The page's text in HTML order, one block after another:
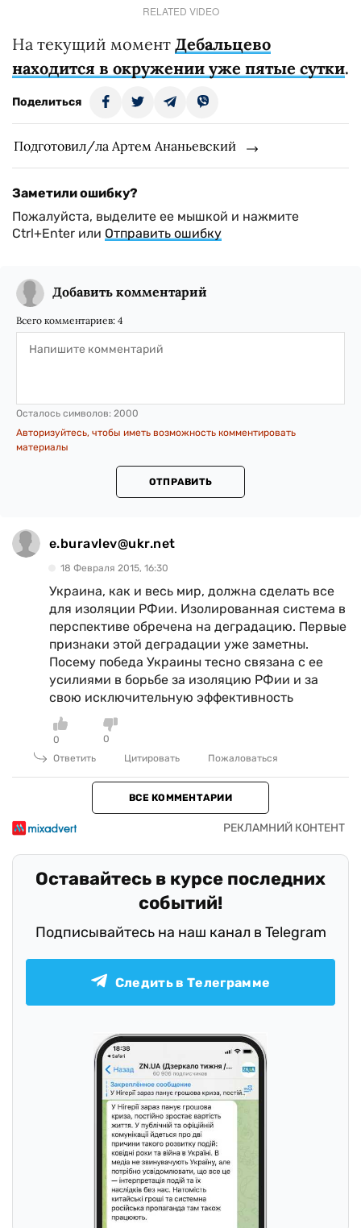
RELATED VIDEO
На текущий момент Дебальцево
находится в окружении уже пятые сутки.
Поделиться
Подготовил/ла Артем Ананьевский
Заметили ошибку?
Пожалуйста, выделите ее мышкой и нажмите
Ctrl+Enter или Отправить ошибку
Добавить комментарий
Всего комментариев: 4
Осталось символов: 2000
Авторизуйтесь, чтобы иметь возможность комментировать
материалы
ОТПРАВИТЬ
e.buravlev@ukr.net
18 Февраля 2015, 16:30
Украина, как и весь мир, должна сделать все
для изоляции РФии. Изолированная система в
перспективе обречена на деградацию. Первые
признаки этой деградации уже заметны.
Посему победа Украины тесно связана с ее
усилиями в борьбе за изоляцию РФии и за
свою исключительную эффективность
0
0
Ответить
Цитировать Пожаловаться
ВСЕ КОММЕНТАРИИ
Оставайтесь в курсе последних
событий!
Подписывайтесь на наш канал в Telegram
Следить в Телеграмме